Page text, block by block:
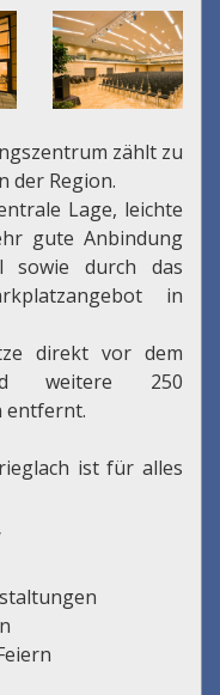
zählt zu
der Region.
Lage, leichte
gute Anbindung
sowie durch das
in
direkt vor dem
weitere 250
entfernt.
ist für alles